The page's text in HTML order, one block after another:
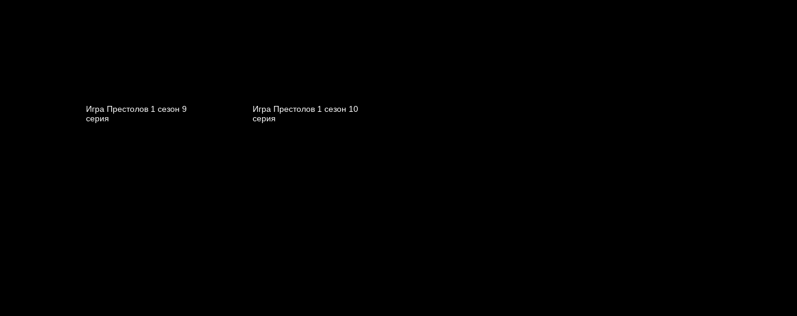
Игра Престолов 1 cезон 9
cерия
Игра Престолов 1 cезон 10
cерия